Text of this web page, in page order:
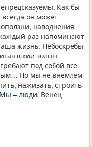
Как бы
он может
наводнения,
раз напоминают
жизнь. Небоскребы
волны
под собой все
Но мы не внемлем
наживать, строить
Мы – люди. Венец